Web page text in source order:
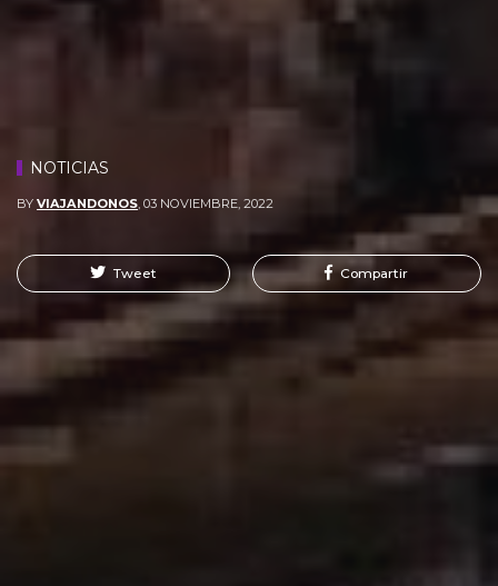
NOTICIAS
BY VIAJANDONOS, 03 NOVIEMBRE, 2022
Tweet Compartir